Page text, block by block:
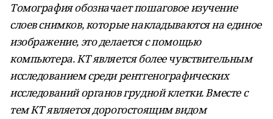
Томография обозначает пошаговое изучение
слоев снимков, которые накладываются на единое
изображение, это делается с помощью
компьютера. КТ является более чувствительным
исследованием среди рентгенографических
исследований органов грудной клетки. Вместе с
тем КТ является дорогостоящим видом